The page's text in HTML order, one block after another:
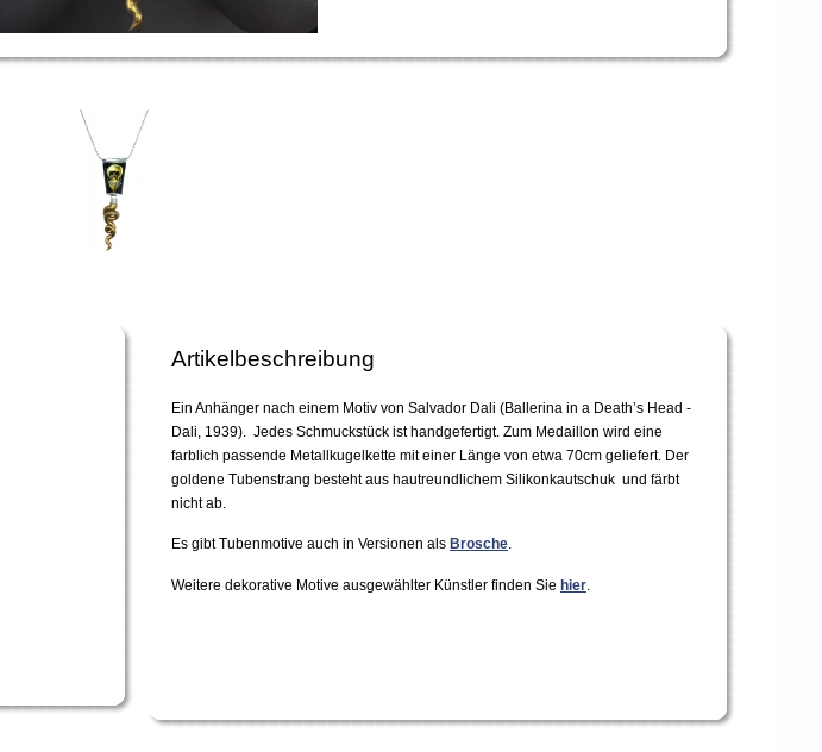
Artikelbeschreibung
Ein Anhänger nach einem Motiv von Salvador Dali (Ballerina in a Death’s Head -
Dali, 1939). Jedes Schmuckstück ist handgefertigt. Zum Medaillon wird eine
farblich passende Metallkugelkette mit einer Länge von etwa 70cm geliefert. Der
goldene Tubenstrang besteht aus hautreundlichem Silikonkautschuk und färbt
nicht ab.
Es gibt Tubenmotive auch in Versionen als Brosche.
Weitere dekorative Motive ausgewählter Künstler finden Sie hier.